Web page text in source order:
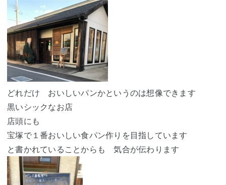
どれだけ おいしいパンかというのは想像できます
黒いシックなお店
店頭にも
宝塚で１番おいしい食パン作りを目指しています
と書かれていることからも 気合が伝わります